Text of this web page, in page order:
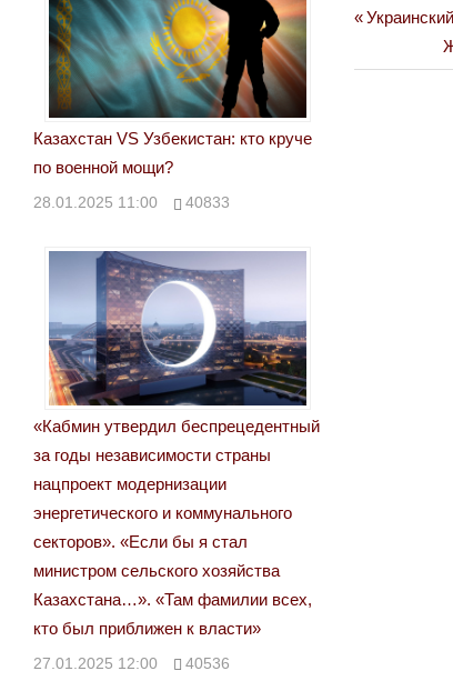
по
Previous
Казахстан VS Узбекистан: кто круче
по военной мощи?
28.01.2025 11:00 40833
«Кабмин утвердил беспрецедентный
за годы независимости страны
нацпроект модернизации
энергетического и коммунального
секторов». «Если бы я стал
министром сельского хозяйства
Казахстана…». «Там фамилии всех,
кто был приближен к власти»
27.01.2025 12:00 40536